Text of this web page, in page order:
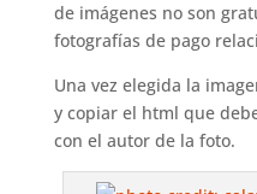
de imágenes no son
fotografías de pago
Una vez elegida la
y copiar el html que
con el autor de la foto.